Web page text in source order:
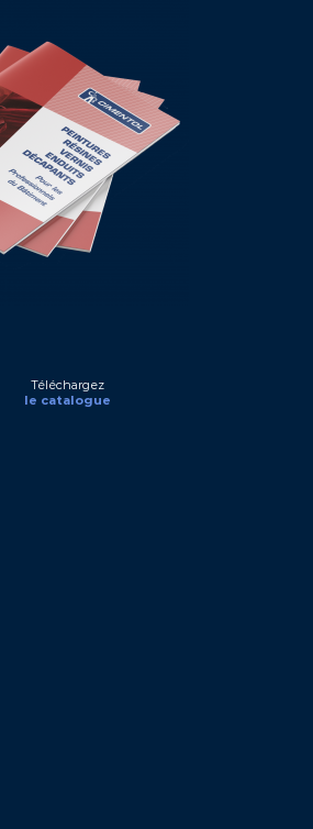
Téléchargez
le catalogue